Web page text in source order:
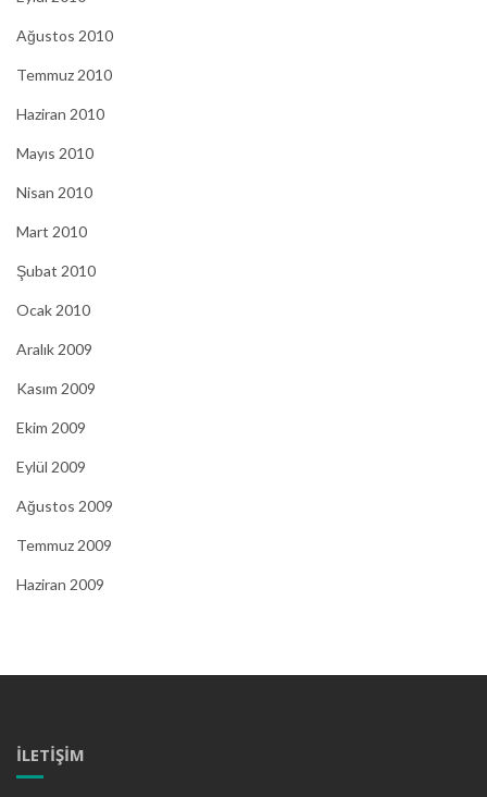
Ağustos 2010
Temmuz 2010
Haziran 2010
Mayıs 2010
Nisan 2010
Mart 2010
Şubat 2010
Ocak 2010
Aralık 2009
Kasım 2009
Ekim 2009
Eylül 2009
Ağustos 2009
Temmuz 2009
Haziran 2009
İLETIŞIM